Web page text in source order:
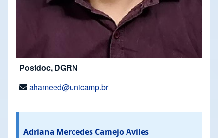
Postdoc, DGRN
ahameed@unicamp.br
Adriana Mercedes Camejo Aviles